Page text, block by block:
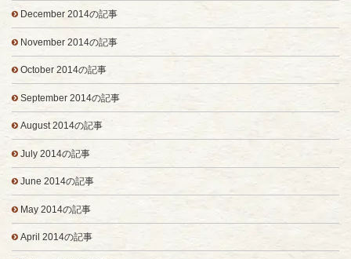
December 2014の記事
November 2014の記事
October 2014の記事
September 2014の記事
August 2014の記事
July 2014の記事
June 2014の記事
May 2014の記事
April 2014の記事